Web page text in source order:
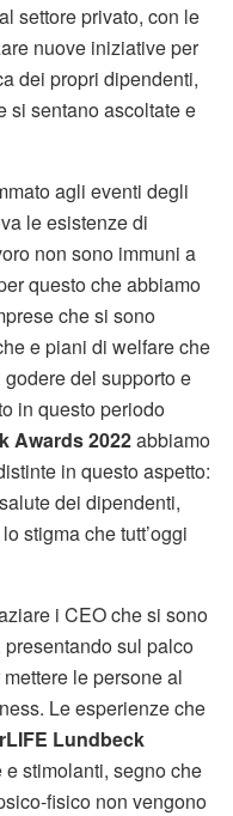
settore privato, con le
nuove iniziative per
dei propri dipendenti,
si sentano ascoltate e
agli eventi degli
le esistenze di
non sono immuni a
questo che abbiamo
che si sono
e piani di welfare che
del supporto e
in questo periodo
Awards 2022abbiamo
in questo aspetto:
dei dipendenti,
stigma che tutt’oggi
i CEO che si sono
sul palco
le persone al
Le esperienze che
Lundbeck
stimolanti, segno che
fisico non vengono